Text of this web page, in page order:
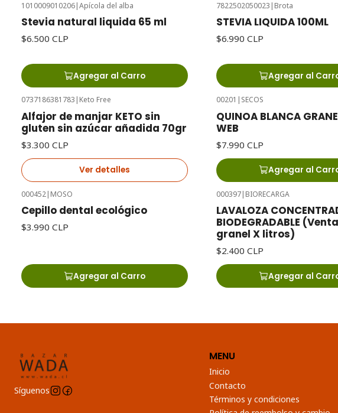
1010009010206|Apícola del alba
Stevia natural liquida 65 ml
$6.500 CLP
Agregar al Carro
7822502050023 | Brota
STEVIA LIQUIDA 100ML
$6.990 CLP
Agregar al
0737186381783 | Keto Free
Alfajor de manjar KETO sin
gluten sin azúcar añadida 70gr
$3.300 CLP
Ver detalles
00201 | SECOS
QUINOA BLANCA
WEB
$7.990 CLP
Agregar al
000452| MOSO
Cepillo dental ecológico
$3.990 CLP
Agregar al Carro
000397| BIORECARGA
LAVALOZA
BIODEGRADABLE
granel X litros)
$2.400 CLP
Agregar al
Síguenos
MENU
Inicio
Contacto
Términos y condiciones